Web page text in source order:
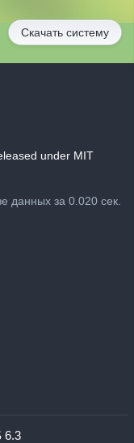
Скачать систему
under MIT
данных за 0.020 сек.
6.3